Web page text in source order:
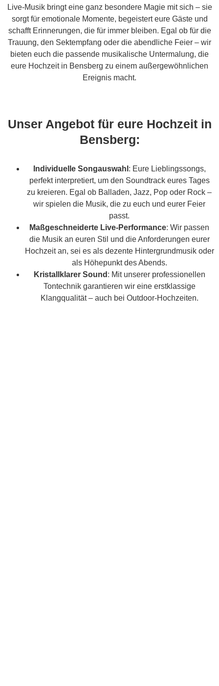
Live-Musik bringt eine ganz besondere Magie mit sich – sie
sorgt für emotionale Momente, begeistert eure Gäste und
schafft Erinnerungen, die für immer bleiben. Egal ob für die
Trauung, den Sektempfang oder die abendliche Feier – wir
bieten euch die passende musikalische Untermalung, die
eure Hochzeit in Bensberg zu einem außergewöhnlichen
Ereignis macht.
Unser Angebot für eure Hochzeit in
Bensberg:
Individuelle Songauswahl : Eure Lieblingssongs,
perfekt interpretiert, um den Soundtrack eures Tages
zu kreieren. Egal ob Balladen, Jazz, Pop oder Rock –
wir spielen die Musik, die zu euch und eurer Feier
passt.
Maßgeschneiderte Live-Performance: Wir passen
die Musik an euren Stil und die Anforderungen eurer
Hochzeit an, sei es als dezente Hintergrundmusik oder
als Höhepunkt des Abends.
Kristallklarer Sound : Mit unserer professionellen
Tontechnik garantieren wir eine erstklassige
Klangqualität – auch bei Outdoor-Hochzeiten.